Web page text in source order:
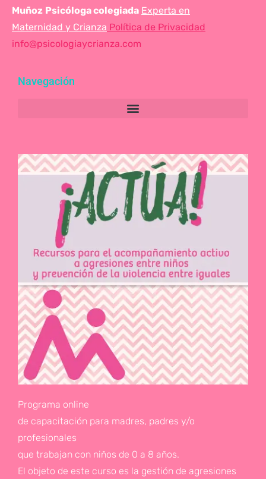
Muñoz Psicóloga colegiada Experta en
Maternidad y Crianza Política de Privacidad
info@psicologiaycrianza.com
Navegación
Programa online
de capacitación para madres, padres y/o
profesionales
que trabajan con niños de 0 a 8 años.
El objeto de este curso es la gestión de agresiones